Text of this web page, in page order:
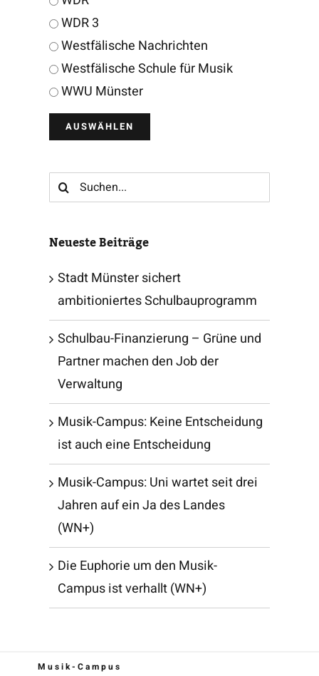
WDR 3
Westfälische Nachrichten
Westfälische Schule für Musik
WWU Münster
Suche
nach:
Neueste Beiträge
Stadt Münster sichert
ambitioniertes Schulbauprogramm
Schulbau-Finanzierung – Grüne und
Partner machen den Job der
Verwaltung
Musik-Campus: Keine Entscheidung
ist auch eine Entscheidung
Musik-Campus: Uni wartet seit drei
Jahren auf ein Ja des Landes
(WN+)
Die Euphorie um den Musik-
Campus ist verhallt (WN+)
Musik-Campus